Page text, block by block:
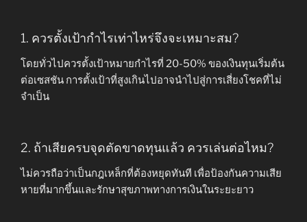
1. ควรตั้งเป้ากำไรเท่าไหร่จึงจะเหมาะสม?
โดยทั่วไปควรตั้งเป้าหมายกำไรที่ 20-50% ของเงินทุนเริ่มต้น
ต่อเซสชัน การตั้งเป้าที่สูงเกินไปอาจนำไปสู่การเสี่ยงโชคที่ไม่
จำเป็น
2. ถ้าเสียครบจุดตัดขาดทุนแล้ว ควรเล่นต่อไหม?
ไม่ควรถือว่าเป็นกฎเหล็กที่ต้องหยุดทันที เพื่อป้องกันความเสีย
หายที่มากขึ้นและรักษาสุขภาพทางการเงินในระยะยาว